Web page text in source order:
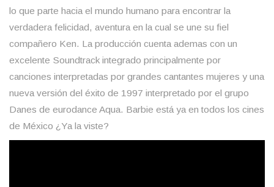
lo que parte hacia el mundo humano para encontrar la
verdadera felicidad, aventura en la cual se une su fiel
compañero Ken. La producción cuenta ademas con un
excelente Soundtrack integrado principalmente por
canciones interpretadas por grandes cantantes mujeres y una
nueva versión del éxito de 1997 interpretado por el grupo
Danes de eurodance Aqua. Barbie está ya en todos los cines
de México ¿Ya la viste?